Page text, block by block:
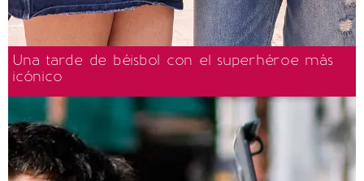
Una tarde de béisbol con el superhéroe más
icónico